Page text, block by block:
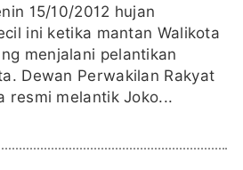
15/10/2012 hujan
ini ketika mantan Walikota
menjalani pelantikan
Dewan Perwakilan Rakyat
resmi melantik Joko...